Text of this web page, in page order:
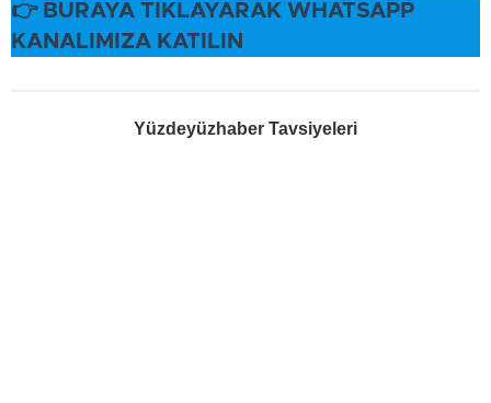
👉 BURAYA TIKLAYARAK WHATSAPP
KANALIMIZA KATILIN
Yüzdeyüzhaber Tavsiyeleri